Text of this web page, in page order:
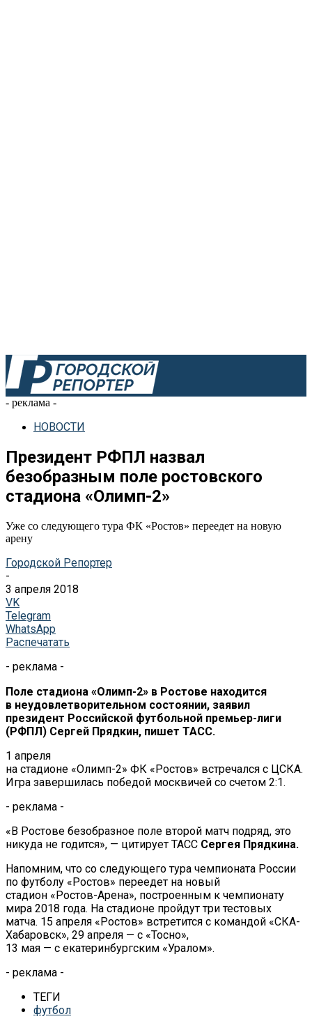
- реклама -
НОВОСТИ
Президент РФПЛ назвал
безобразным поле ростовского
стадиона «Олимп-2»
Уже со следующего тура ФК «Ростов» переедет на новую
арену
Городской Репортер
-
3 апреля 2018
VK
Telegram
WhatsApp
Распечатать
- реклама -
Поле стадиона «Олимп-2» в Ростове находится
в неудовлетворительном состоянии, заявил
президент Российской футбольной премьер-лиги
(РФПЛ) Сергей Прядкин, пишет ТАСС.
1 апреля
на стадионе «Олимп-2» ФК «Ростов» встречался с ЦСКА.
Игра завершилась победой москвичей со счетом 2:1.
- реклама -
«В Ростове безобразное поле второй матч подряд, это
никуда не годится», — цитирует ТАСС Сергея Прядкина.
Напомним, что со следующего тура чемпионата России
по футболу «Ростов» переедет на новый
стадион «Ростов-Арена», построенным к чемпионату
мира 2018 года. На стадионе пройдут три тестовых
матча. 15 апреля «Ростов» встретится с командой «СКА-
Хабаровск», 29 апреля — с «Тосно»,
13 мая — с екатеринбургским «Уралом».
- реклама -
ТЕГИ
футбол